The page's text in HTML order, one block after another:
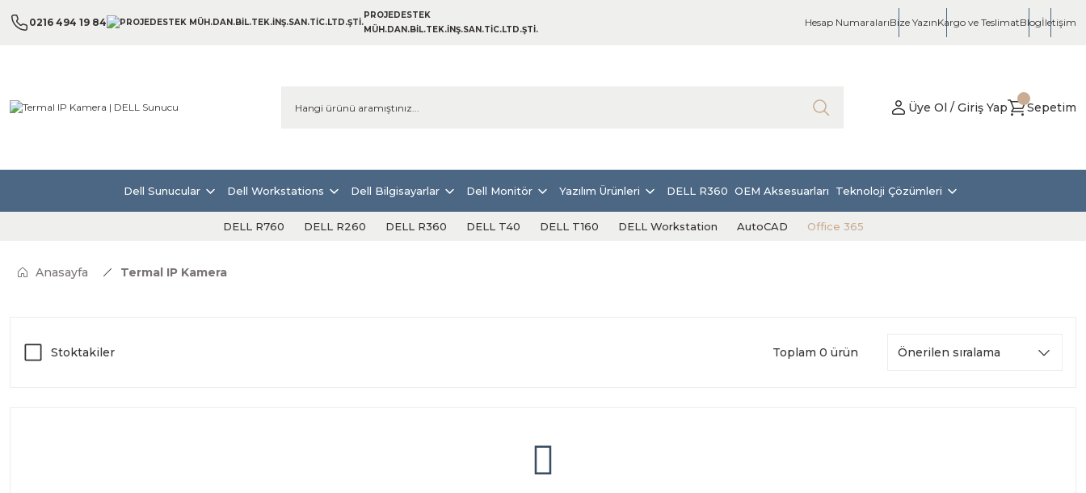
0216 494 19 84
PROJEDESTEK
MÜH.DAN.BİL.TEK.İNŞ.SAN.TİC.LTD.ŞTİ.
Hesap NumaralarıBize YazınKargo ve TeslimatBlogİletişim
Üye Ol / Giriş Yap Sepetim
Dell Sunucular Dell Workstations Dell Bilgisayarlar Dell Monitör Yazılım Ürünleri DELL R360 OEM Aksesuarları Teknoloji Çözümleri
DELL R760 DELL R260 DELL R360 DELL T40 DELL T160 DELL Workstation AutoCAD Office 365
Anasayfa Termal IP Kamera
Stoktakiler Toplam 0 ürün